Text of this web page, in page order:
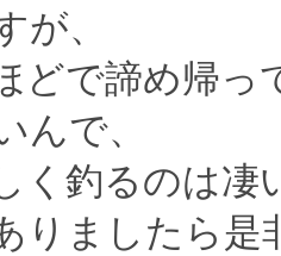
が、
どで諦め帰
んで、
く釣るのは凄
りましたら